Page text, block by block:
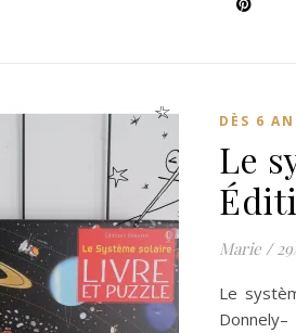
DÈS 6
Le
Marie /
Le